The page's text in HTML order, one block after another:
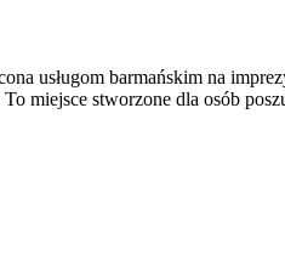
usługom barmańskim na
miejsce stworzone dla osób